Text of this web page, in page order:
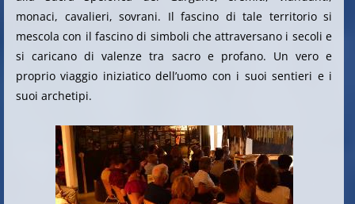
monaci, cavalieri, sovrani. Il fascino di tale territorio si
mescola con il fascino di simboli che attraversano i secoli e
si caricano di valenze tra sacro e profano. Un vero e
proprio viaggio iniziatico dell’uomo con i suoi sentieri e i
suoi archetipi.